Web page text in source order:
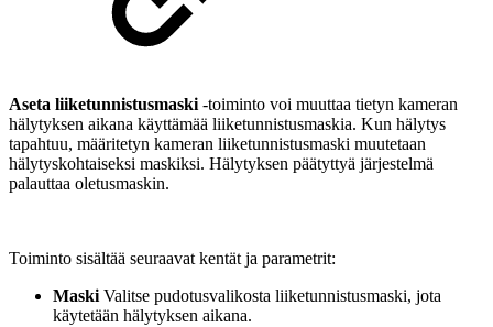
Aseta liiketunnistusmaski -toiminto voi muuttaa tietyn kameran
hälytyksen aikana käyttämää liiketunnistusmaskia. Kun hälytys
tapahtuu, määritetyn kameran liiketunnistusmaski muutetaan
hälytyskohtaiseksi maskiksi. Hälytyksen päätyttyä järjestelmä
palauttaa oletusmaskin.
Toiminto sisältää seuraavat kentät ja parametrit:
Maski Valitse pudotusvalikosta liiketunnistusmaski, jota
käytetään hälytyksen aikana.